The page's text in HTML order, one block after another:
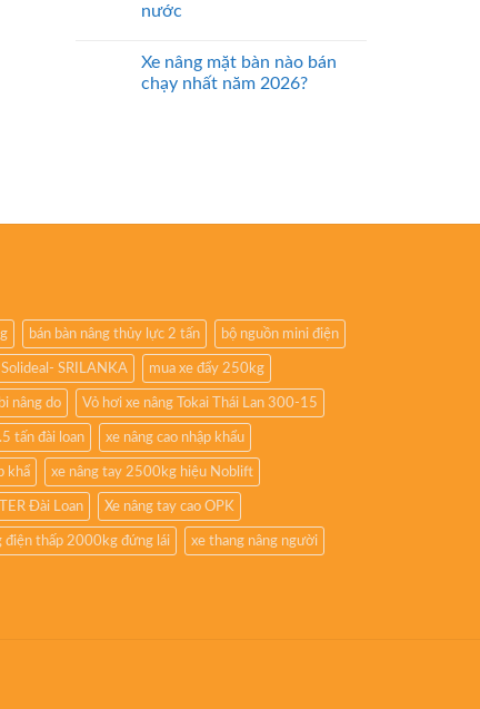
nước
Xe nâng mặt bàn nào bán
chạy nhất năm 2026?
bán bàn nâng thủy lực 2 tấn bộ nguồn mini điện
SRILANKA mua xe đẩy 250kg
nâng do Vỏ hơi xe nâng Tokai Thái Lan 300-15
tấn đài loan xe nâng cao nhập khẩu
khẩ xe nâng tay 2500kg hiệu Noblift
Đài Loan Xe nâng tay cao OPK
điện thấp 2000kg đứng lái xe thang nâng người